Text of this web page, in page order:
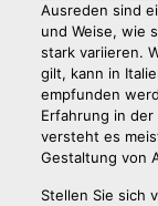
Ausreden sind
und Weise, wie
stark variieren.
gilt, kann in
empfunden
Erfahrung in
versteht es
Gestaltung von
Stellen Sie sich